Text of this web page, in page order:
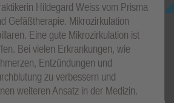
Hildegard Weiss vom Prisma
Gefäßtherapie. Mikrozirkulation
Eine gute Mikrozirkulation ist
Bei vielen Erkrankungen, wie
Entzündungen und
zu verbessern und
weiteren Ansatz in der Medizin.